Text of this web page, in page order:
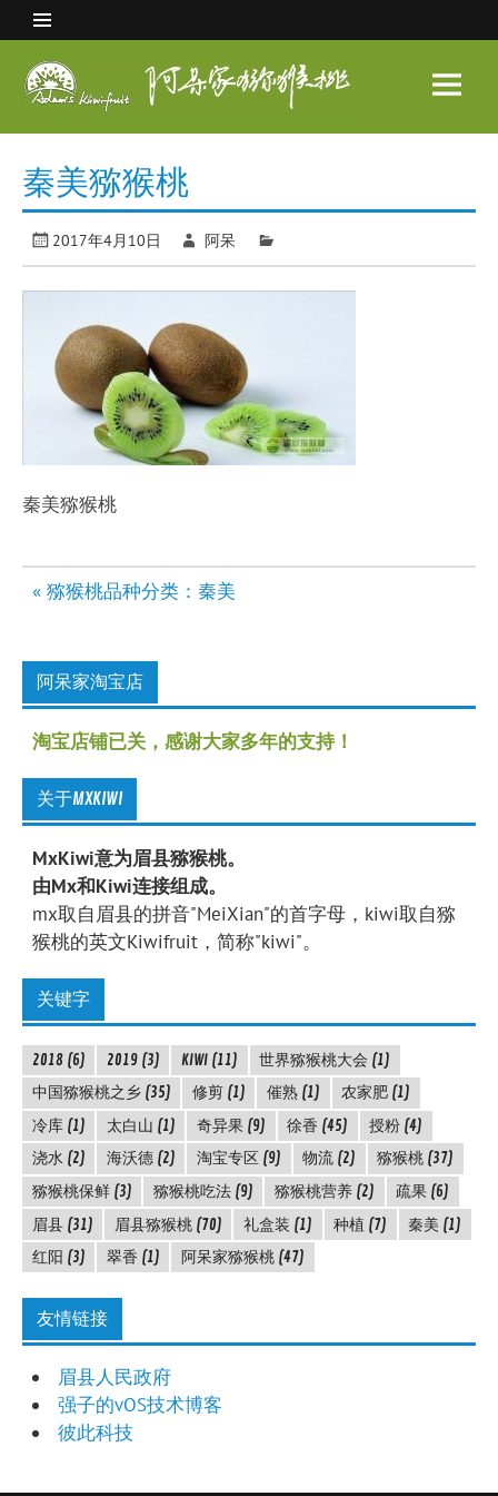
content
阿呆
家猕
秦美猕猴桃
2017年4月10日 阿呆
秦美猕猴桃
文
航
« 猕猴桃品种分类：秦美
阿呆家淘宝店
淘宝店铺已关，感谢大家多年的支持！
关于MXKIWI
MxKiwi意为眉县猕猴桃。
由Mx和Kiwi连接组成。
mx取自眉县的拼音"MeiXian"的首字母，kiwi取自猕
猴桃的英文Kiwifruit，简称"kiwi"。
关键字
2018(6) 2019(3) KIWI(11) 世界猕猴桃大会 (1)
中国猕猴桃之乡(35) 修剪(1) 催熟(1) 农家肥 (1)
冷库(1) 太白山 (1) 奇异果 (9) 徐香 (45) 授粉 (4)
浇水(2) 海沃德(2) 淘宝专区(9) 物流 (2) 猕猴桃 (37)
猕猴桃保鲜(3) 猕猴桃吃法(9) 猕猴桃营养(2) 疏果 (6)
眉县(31) 眉县猕猴桃(70) 礼盒装 (1) 种植 (7) 秦美 (1)
红阳 (3) 翠香 (1) 阿呆家猕猴桃(47)
友情链接
眉县人民政府
强子的vOS技术博客
彼此科技